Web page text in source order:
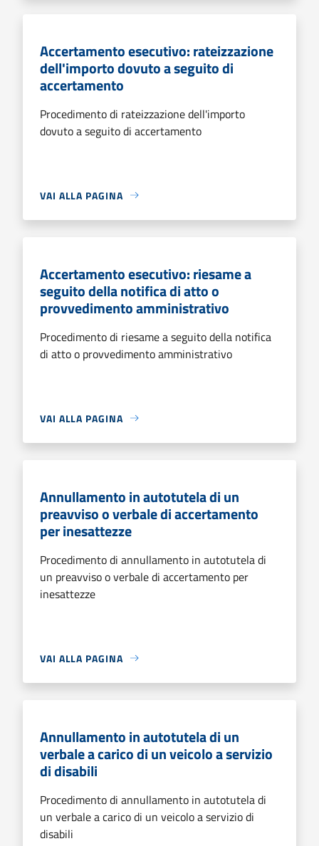
Accertamento esecutivo: rateizzazione
dell'importo dovuto a seguito di
accertamento
Procedimento di rateizzazione dell'importo
dovuto a seguito di accertamento
VAI ALLA PAGINA
Accertamento esecutivo: riesame a
seguito della notifica di atto o
provvedimento amministrativo
Procedimento di riesame a seguito della notifica
di atto o provvedimento amministrativo
VAI ALLA PAGINA
Annullamento in autotutela di un
preavviso o verbale di accertamento
per inesattezze
Procedimento di annullamento in autotutela di
un preavviso o verbale di accertamento per
inesattezze
VAI ALLA PAGINA
Annullamento in autotutela di un
verbale a carico di un veicolo a servizio
di disabili
Procedimento di annullamento in autotutela di
un verbale a carico di un veicolo a servizio di
disabili